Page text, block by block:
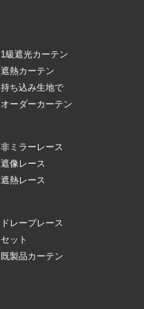
1級遮光カーテン
遮熱カーテン
持ち込み生地で
オーダーカーテン
非ミラーレース
遮像レース
遮熱レース
ドレープレース
セット
既製品カーテン